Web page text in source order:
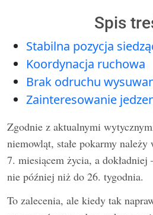
Spis
Stabilna pozycja
Koordynacja ruchowa
Brak odruchu
Zainteresowanie
Zgodnie z aktualnymi
niemowląt, stałe pokarmy
7. miesiącem życia, a
nie później niż do 26. tygodnia.
To zalecenia, ale kiedy tak